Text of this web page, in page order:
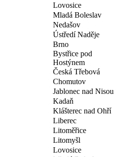
Lovosice
Mladá Boleslav
Nedašov
Ústředí Naděje
Brno
Bystřice pod
Hostýnem
Česká Třebová
Chomutov
Jablonec nad Nisou
Kadaň
Klášterec nad Ohří
Liberec
Litoměřice
Litomyšl
Lovosice